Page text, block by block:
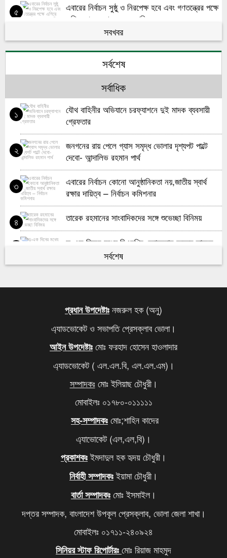
৫
এবারের নির্বাচন সুষ্ঠু ও নিরপেক্ষ হবে এবং গণতন্ত্রের পক্ষে
এগিয়ে যাবে দেশ : মেজর হাফিজ
বেগম খালেদা জিয়ার অভাব কখনোই পূরণ হবার নয় :
মেজর হাফিজ
মনপুরার ১৪৭ মসজিদে খালেদা জিয়ার রুহের মাগফিরাত
৮ আবেগঘন সংবর্ধনায় ভাসলেন সজিব শাহরিয়ার
৯
খালেদা জিয়ার রুহের মাগফিরাত কামনায় ছাত্রদলের মিলাদ
ও দোয়া মাহফিল
১০ মায়ের মতোই গুণ পেয়েছেন তারেক রহমান: বাবর
সবখবর
সর্বশেষ
সর্বাধিক
১
যৌথ বাহিনীর অভিযানে চরফ্যাশনে দুই মাদক ব্যবসায়ী
গ্রেফতার
২
জনগনের রায় পেলে গ্যাস সমৃদ্ধ ভোলার দৃশ্যপট পাল্টে
দেবো- আন্দালিভ রহমান পার্থ
৩
এবারের নির্বাচন কোনো আনুষ্ঠানিকতা নয়,জাতীয় স্বার্থ
রক্ষার দায়িত্ব – নির্বাচন কমিশনার
৪ তারেক রহমানের সাংবাদিকদের সঙ্গে শুভেচ্ছা বিনিময়
দু-এক দিনের মধ্যে বিএনপির চেয়ারম্যান হচ্ছেন তারেক
মেজর হাফিজের দ্বিগুণ তার স্ত্রীর সম্পদ
খালেদা জিয়ার সমাধিতে শ্রদ্ধা জানাতে আজও মানুষের ঢল
আবারও বাড়ল এলপি গ্যাসের দাম
দিল্লিতে থাকা আপনার বোনকে বাংলাদেশে ফেরত পাঠান,
মোদিকে ওয়াইসির কড়া হুঁশিয়ারি
সর্বশেষ
প্রধান উপদেষ্টাঃনজরুল হক (অনু)
এ্যাডভোকেট ও সভাপতি প্রেসক্লাব ভোলা।
আইন উপদেষ্টাঃমোঃ ফরহাদ হোসেন হাওলাদার
এ্যাডভোকেট ( এল.এল.বি, এল.এল.এম)।
সম্পাদকঃ মোঃ ইলিয়াছ চৌধুরী।
মোবাইলঃ ০১৭৮০-০১১১১১
সহ-সম্পাদকঃমোঃ;শাহিন কাদের
এ্যাভোকেট (এল,এল,বি)।
প্রকাশকঃইমদাদুল হক হৃদয় চৌধুরী।
নির্বাহী সম্পাদকঃইয়ামা চৌধুরী।
বার্তা সম্পাদকঃমোঃ ইসমাইল।
দপ্তর সম্পাদক, বাংলাদেশ উপকূল প্রেসক্লাব, ভোলা জেলা শাখা।
মোবাইলঃ ০১৭১১-২৪০৯২৪
সিনিয়র স্টাফ রিপোর্টারঃমোঃ রিয়াজ মাহমুদ